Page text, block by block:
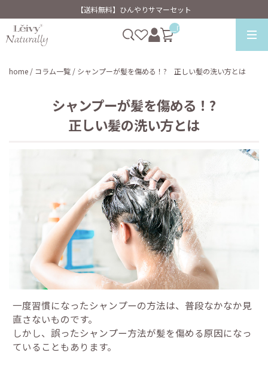
【送料無料】ひんやりサマーセット
__ITM_CNT__
home / コラム一覧 / シャンプーが髪を傷める！? 正しい髪の洗い方とは
シャンプーが髪を傷める！?
正しい髪の洗い方とは
一度習慣になったシャンプーの方法は、普段なかなか見
直さないものです。
しかし、誤ったシャンプー方法が髪を傷める原因になっ
ていることもあります。